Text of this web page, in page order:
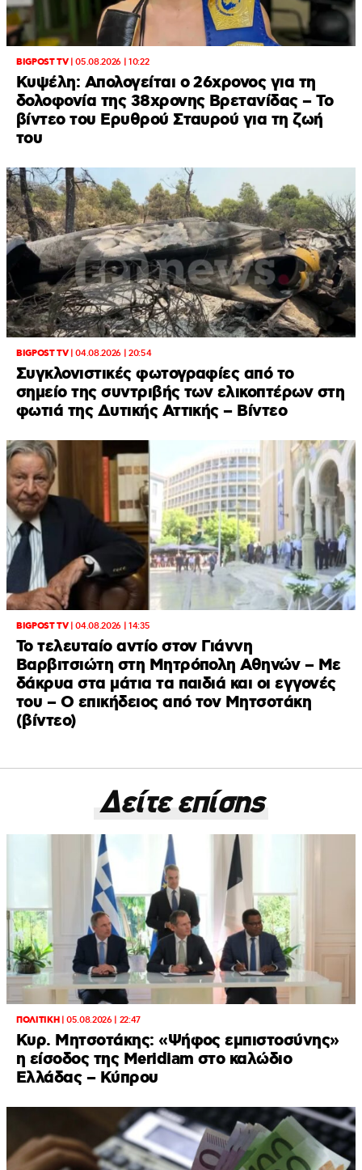
BIGPOST TV|05.08.2026 | 10:22
Κυψέλη: Απολογείται ο 26χρονος για τη
δολοφονία της 38χρονης Βρετανίδας – Το
βίντεο του Ερυθρού Σταυρού για τη ζωή
του
BIGPOST TV|04.08.2026 | 20:54
Συγκλονιστικές φωτογραφίες από το
σημείο της συντριβής των ελικοπτέρων στη
φωτιά της Δυτικής Αττικής – Βίντεο
BIGPOST TV|04.08.2026 | 14:35
Το τελευταίο αντίο στον Γιάννη
Βαρβιτσιώτη στη Μητρόπολη Αθηνών – Με
δάκρυα στα μάτια τα παιδιά και οι εγγονές
του – Ο επικήδειος από τον Μητσοτάκη
(βίντεο)
Δείτε επίσης
ΠΟΛΙΤΙΚΗ|05.08.2026 | 22:47
Κυρ. Μητσοτάκης: «Ψήφος εμπιστοσύνης»
η είσοδος της Meridiam στο καλώδιο
Ελλάδας – Κύπρου